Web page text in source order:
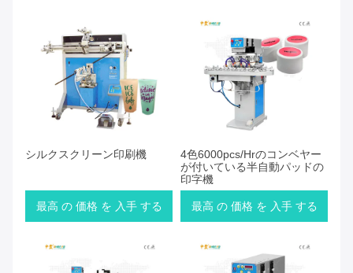
シルクスクリーン印刷機
最高 の 価格 を 入手 する
4色6000pcs/Hrのコンベヤー
が付いている半自動パッドの
印字機
最高 の 価格 を 入手 する